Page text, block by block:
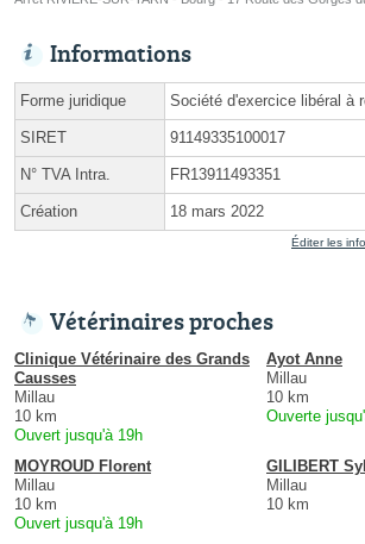
Informations
Forme juridique Société d'exercice libéral à
SIRET 91149335100017
N° TVA Intra. FR13911493351
Création 18 mars 2022
Éditer les
Vétérinaires proches
Clinique Vétérinaire des Grands
Causses
Millau
10 km
Ouvert jusqu'à 19h
Ayot Anne
Millau
10 km
Ouverte
MOYROUD Florent
Millau
10 km
Ouvert jusqu'à 19h
GILIBERT
Millau
10 km